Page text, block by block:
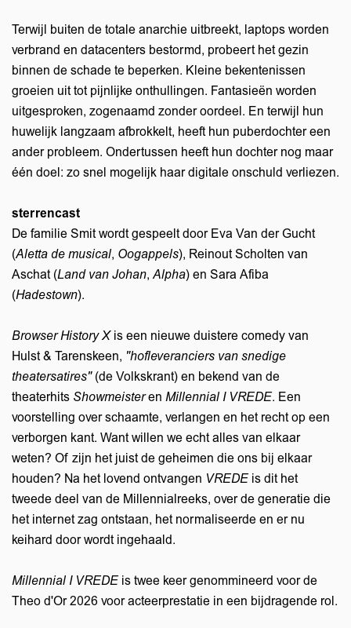
Terwijl buiten de totale anarchie uitbreekt, laptops worden
verbrand en datacenters bestormd, probeert het gezin
binnen de schade te beperken. Kleine bekentenissen
groeien uit tot pijnlijke onthullingen. Fantasieën worden
uitgesproken, zogenaamd zonder oordeel. En terwijl hun
huwelijk langzaam afbrokkelt, heeft hun puberdochter een
ander probleem. Ondertussen heeft hun dochter nog maar
één doel: zo snel mogelijk haar digitale onschuld verliezen.
sterrencast
De familie Smit wordt gespeelt door Eva Van der Gucht
(Aletta de musical, Oogappels), Reinout Scholten van
Aschat (Land van Johan,Alpha) en Sara Afiba
(Hadestown).
Browser History Xis een nieuwe duistere comedy van
Hulst & Tarenskeen, "hofleveranciers van snedige
theatersatires"(de Volkskrant) en bekend van de
theaterhits Showmeisteren Millennial I VREDE. Een
voorstelling over schaamte, verlangen en het recht op een
verborgen kant. Want willen we echt alles van elkaar
weten? Of zijn het juist de geheimen die ons bij elkaar
houden? Na het lovend ontvangen VREDE is dit het
tweede deel van de Millennialreeks, over de generatie die
het internet zag ontstaan, het normaliseerde en er nu
keihard door wordt ingehaald.
Millennial I VREDE is twee keer genommineerd voor de
Theo d'Or 2026 voor acteerprestatie in een bijdragende rol.